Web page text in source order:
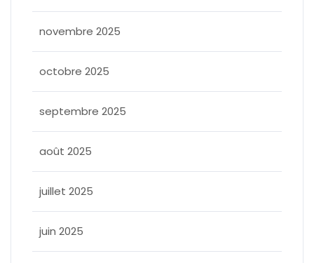
novembre 2025
octobre 2025
septembre 2025
août 2025
juillet 2025
juin 2025